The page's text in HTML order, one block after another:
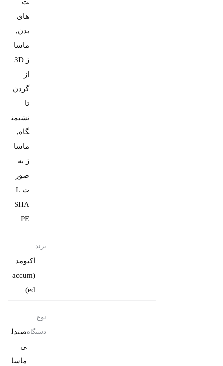
ت
های
بدن,
ماسا
ژ 3D
از
گردن
تا
نشیمن
گاه,
ماسا
ژ به
صور
ت L
SHA
PE
برند
اکیومد
(accum
ed)
نوع
دستگاهصندل
ی
ماسا